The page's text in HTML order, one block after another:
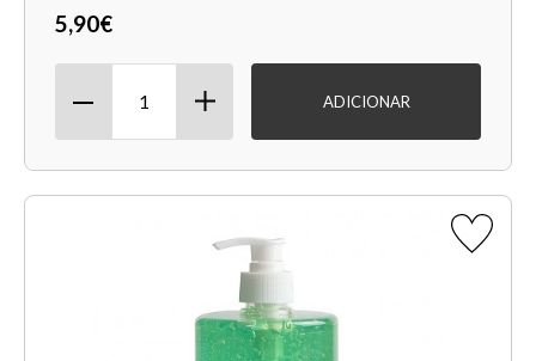
5,90€
ADICIONAR